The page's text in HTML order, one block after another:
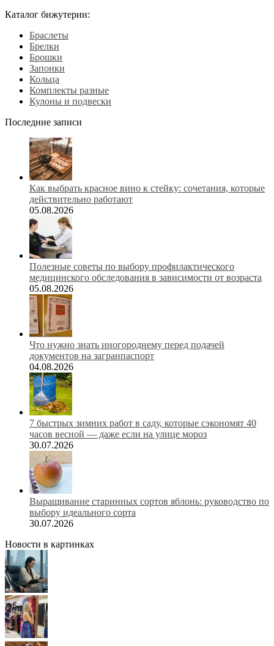
Каталог бижутерии:
Браслеты
Брелки
Брошки
Запонки
Кольца
Комплекты разные
Кулоны и подвески
Последние записи
Как выбрать красное вино к стейку: сочетания, которые
действительно работают
05.08.2026
Полезные советы по выбору профилактического
медицинского обследования в зависимости от возраста
05.08.2026
Что нужно знать иногороднему перед подачей
документов на загранпаспорт
04.08.2026
7 быстрых зимних работ в саду, которые сэкономят 40
часов весной — даже если на улице мороз
30.07.2026
Выращивание старинных сортов яблонь: руководство по
выбору идеального сорта
30.07.2026
Новости в картинках